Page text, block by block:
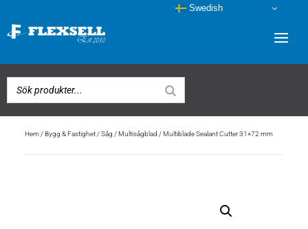
Hem/Bygg & Fastighet/Såg /Multisågblad / Multiblade Sealant Cutter 31×72 mm
Swedish